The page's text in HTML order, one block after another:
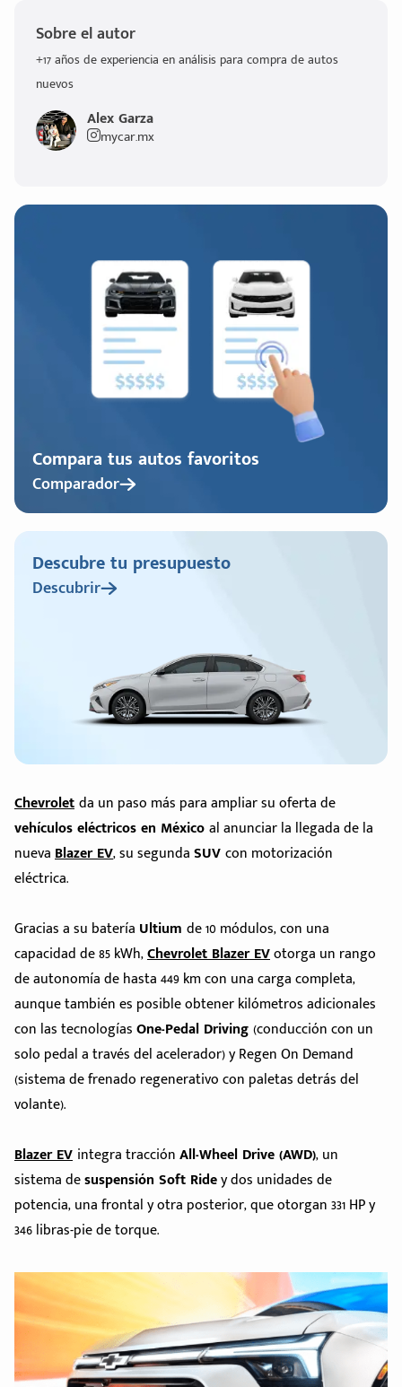
Sobre el autor
+17 años de experiencia en análisis para compra de autos
nuevos
Alex Garza
mycar.mx
Compara tus autos favoritos
Comparador
Descubre tu presupuesto
Descubrir
Chevroletda un paso más para ampliar su oferta de
vehículos eléctricos en Méxicoal anunciar la llegada de la
nuevaBlazer EV, su segundaSUVcon motorización
eléctrica.
Gracias a su batería Ultium de 10 módulos, con una
capacidad de 85 kWh,Chevrolet Blazer EVotorga un rango
de autonomía de hasta 449 km con una carga completa,
aunque también es posible obtener kilómetros adicionales
con las tecnologíasOne-Pedal Driving(conducción con un
solo pedal a través del acelerador) y Regen On Demand
(sistema de frenado regenerativo con paletas detrás del
volante).
Blazer EV integra tracciónAll-Wheel Drive (AWD), un
sistema desuspensión Soft Ridey dos unidades de
potencia, una frontal y otra posterior, que otorgan 331 HP y
346 libras-pie de torque.